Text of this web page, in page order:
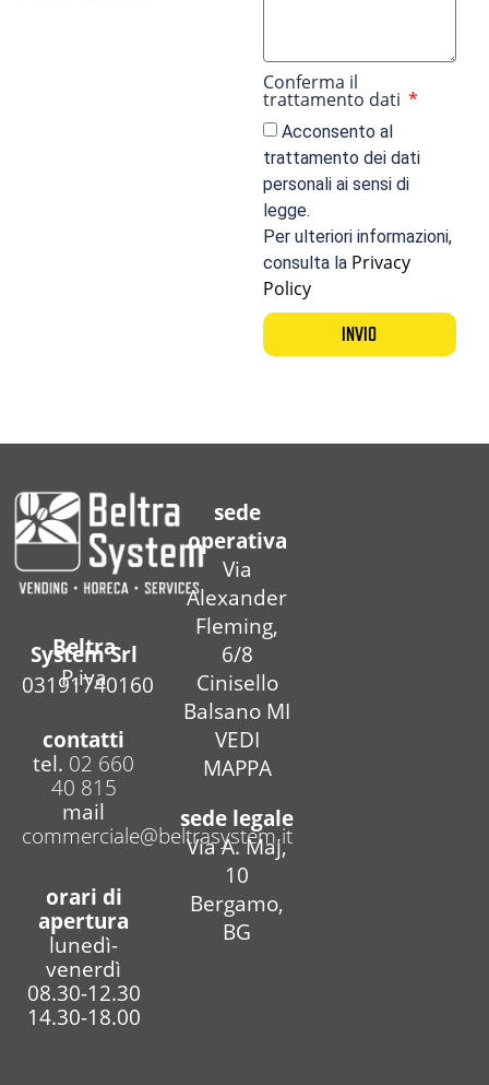
Conferma il
trattamento dati
Acconsento al
trattamento dei dati
personali ai sensi di
legge.
Per ulteriori informazioni,
consulta la Privacy
Policy
INVIO
Beltra
System Srl
P.iva
03191740160
contatti
tel. 02 660
40 815
mail
commerciale@beltrasystem.it
orari di
apertura
lunedì-
venerdì
08.30-12.30
14.30-18.00
sede
operativa
Via
Alexander
Fleming,
6/8
Cinisello
Balsano MI
VEDI
MAPPA
sede legale
Via A. Maj,
10
Bergamo,
BG